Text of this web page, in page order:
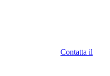
Contatta il